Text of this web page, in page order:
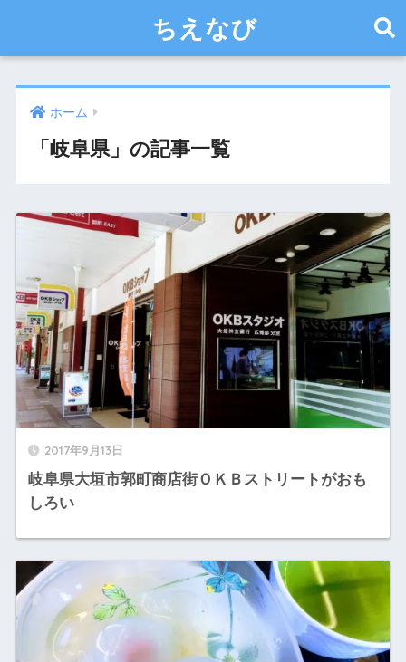
ちえなび
ホーム
「岐阜県」の記事一覧
2017年9月13日
岐阜県大垣市郭町商店街ＯＫＢストリートがおも
しろい